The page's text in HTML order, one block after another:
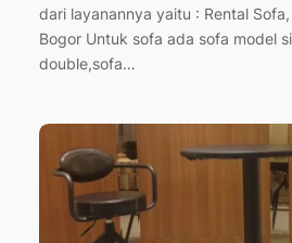
dari layanannya yaitu : Rental
Bogor Untuk sofa ada sofa model
double,sofa…